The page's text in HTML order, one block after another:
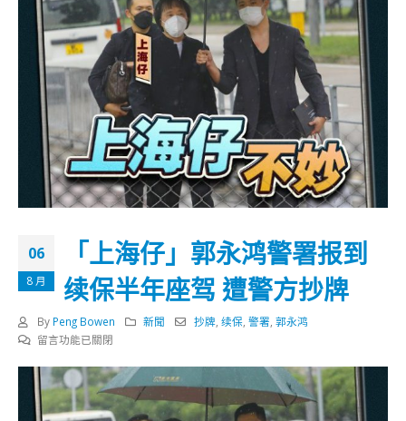
06
8 月
「上海仔」郭永鸿警署报到
续保半年座驾 遭警方抄牌
By Peng Bowen 新聞 抄牌 ,续保 ,警署 ,郭永鸿
在
海
仔」
郭
留言功能已關閉